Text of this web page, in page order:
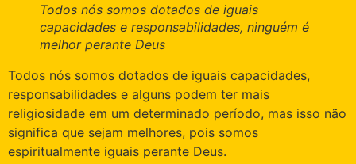
Todos nós somos dotados de iguais
capacidades e responsabilidades, ninguém é
melhor perante Deus
Todos nós somos dotados de iguais capacidades,
responsabilidades e alguns podem ter mais
religiosidade em um determinado período, mas isso não
significa que sejam melhores, pois somos
espiritualmente iguais perante Deus.